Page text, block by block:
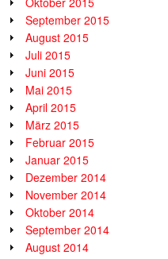
September 2015
August 2015
Juli 2015
Juni 2015
Mai 2015
April 2015
März 2015
Februar 2015
Januar 2015
Dezember 2014
November 2014
Oktober 2014
September 2014
August 2014